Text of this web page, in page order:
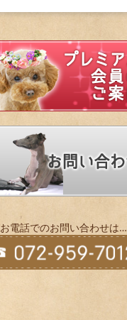
お電話でのお問い合わせは…